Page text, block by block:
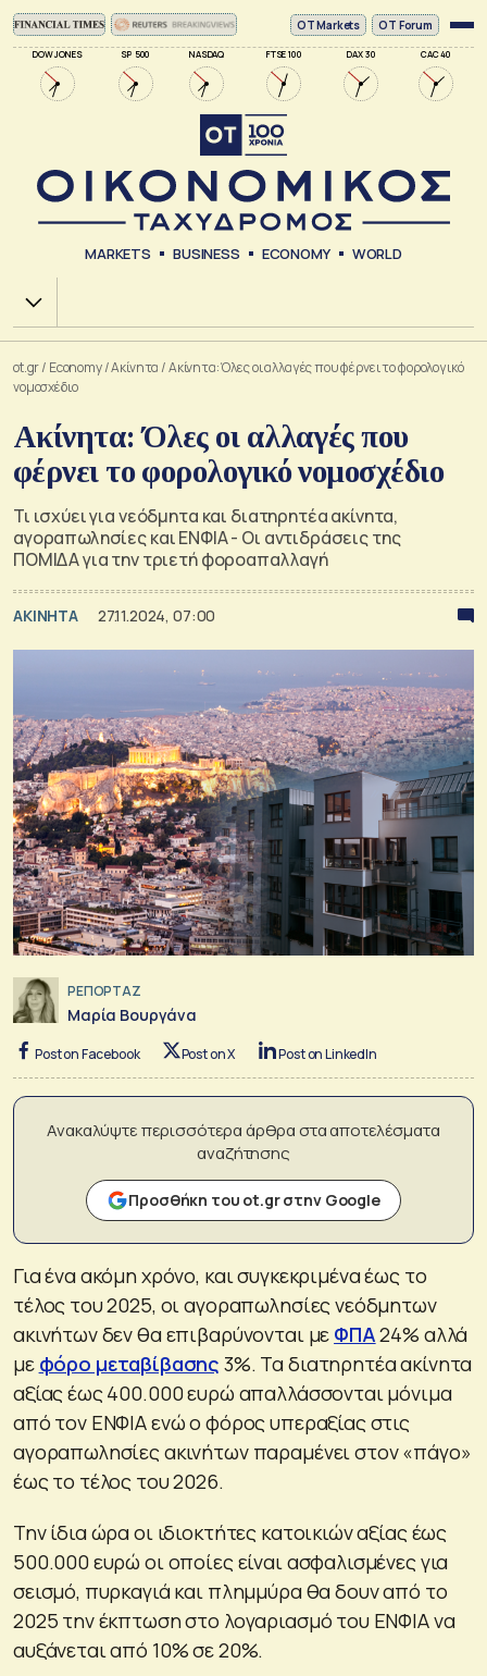
DOW JONES SP 500 NASDAQ FTSE 100 DAX 30 CAC 40
ΟΤ Markets OT Forum
MARKETS BUSINESS ECONOMY WORLD
Χ.Α.
ot.gr/ Economy/Ακίνητα /Ακίνητα: Όλες οι αλλαγές που φέρνει το φορολογικό
νομοσχέδιο
Ακίνητα: Όλες οι αλλαγές που
φέρνει το φορολογικό νομοσχέδιο
Τι ισχύει για νεόδμητα και διατηρητέα ακίνητα,
αγοραπωλησίες και ΕΝΦΙΑ - Οι αντιδράσεις της
ΠΟΜΙΔΑ για την τριετή φοροαπαλλαγή
ΑΚΙΝΗΤΑ 27.11.2024, 07:00
ΡΕΠΟΡΤΑΖ
Μαρία Βουργάνα
Post on Facebook Post on X Post on LinkedIn
Ανακαλύψτε περισσότερα άρθρα στα αποτελέσματα
αναζήτησης
Προσθήκη του ot.gr στην Google
Για ένα ακόμη χρόνο, και συγκεκριμένα έως το
τέλος του 2025, οι αγοραπωλησίες νεόδμητων
ακινήτων δεν θα επιβαρύνονται με ΦΠΑ24% αλλά
με φόρο μεταβίβασης 3%. Τα διατηρητέα ακίνητα
αξίας έως 400.000 ευρώ απαλλάσσονται μόνιμα
από τον ΕΝΦΙΑ ενώ ο φόρος υπεραξίας στις
αγοραπωλησίες ακινήτων παραμένει στον «πάγο»
έως το τέλος του 2026.
Την ίδια ώρα οι ιδιοκτήτες κατοικιών αξίας έως
500.000 ευρώ οι οποίες είναι ασφαλισμένες για
σεισμό, πυρκαγιά και πλημμύρα θα δουν από το
2025 την έκπτωση στο λογαριασμό του ΕΝΦΙΑ να
αυξάνεται από 10% σε 20%.